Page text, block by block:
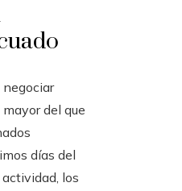
del que
días del
los